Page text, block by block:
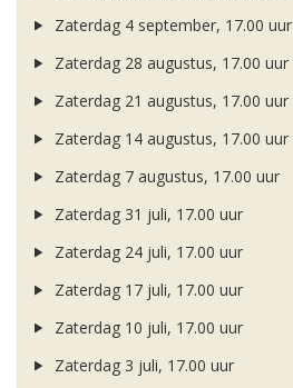
Zaterdag 4 september, 17.00 uur
Zaterdag 28 augustus, 17.00 uur
Zaterdag 21 augustus, 17.00 uur
Zaterdag 14 augustus, 17.00 uur
Zaterdag 7 augustus, 17.00 uur
Zaterdag 31 juli, 17.00 uur
Zaterdag 24 juli, 17.00 uur
Zaterdag 17 juli, 17.00 uur
Zaterdag 10 juli, 17.00 uur
Zaterdag 3 juli, 17.00 uur